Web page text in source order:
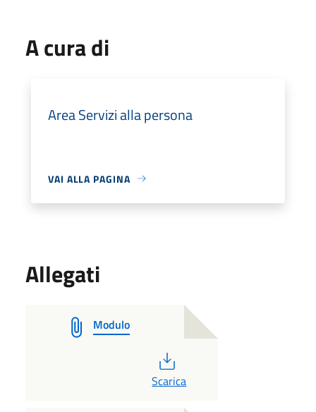
A cura di
Area Servizi alla persona
VAI ALLA PAGINA
Allegati
Modulo
Scarica